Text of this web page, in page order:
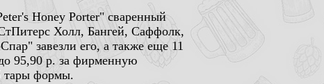
Honey Porter" сваренный
Холл, Бангей, Саффолк,
завезли его, а также еще 11
95,90 р. за фирменную
тары формы.